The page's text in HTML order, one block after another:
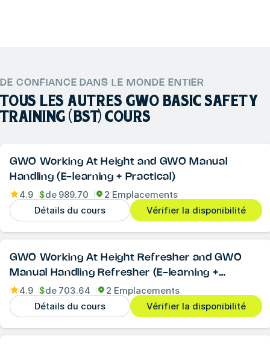
DE CONFIANCE DANS LE MONDE ENTIER
TOUS LES AUTRES GWO BASIC SAFETY
TRAINING (BST) COURS
GWO Working At Height and GWO Manual
Handling (E-learning + Practical)
4.9 $de 989.70
2 Emplacements
Détails du cours
Vérifier la disponibilité
GWO Working At Height Refresher and GWO
Manual Handling Refresher (E-learning +
Practical)
4.9 $de 703.64
2 Emplacements
Détails du cours
Vérifier la disponibilité